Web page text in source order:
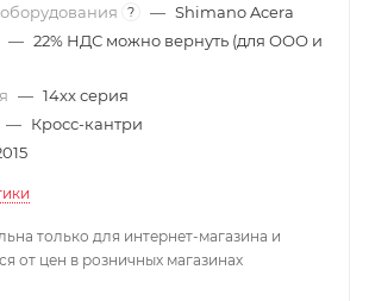
? — Shimano Acera
— 22% НДС можно вернуть (для ООО и
— 14xx серия
— Кросс-кантри
только для интернет-магазина и
от цен в розничных магазинах